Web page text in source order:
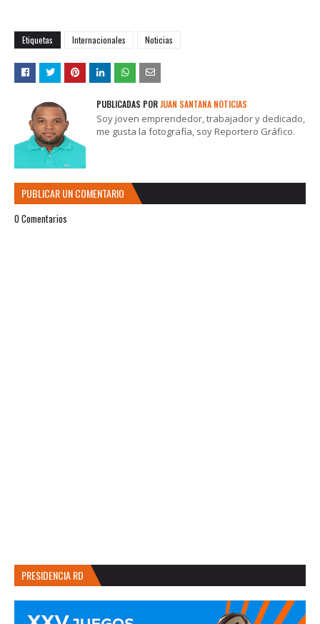
Etiquetas Internacionales Noticias
PUBLICADAS PORJUAN SANTANA NOTICIAS
Soy joven emprendedor, trabajador y dedicado,
me gusta la fotografía, soy Reportero Gráfico.
PUBLICAR UN COMENTARIO
0 Comentarios
PRESIDENCIA RD